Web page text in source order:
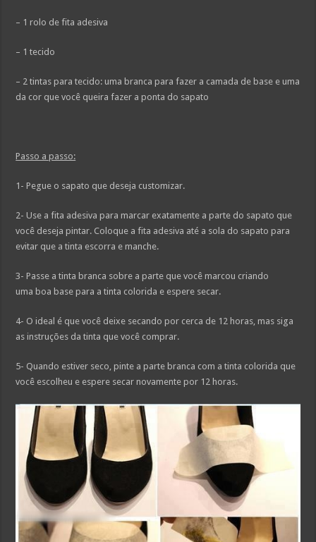
– 1 rolo de fita adesiva
– 1 tecido
– 2 tintas para tecido: uma branca para fazer a camada de base e uma
da cor que você queira fazer a ponta do sapato
Passo a passo:
1- Pegue o sapato que deseja customizar.
2- Use a fita adesiva para marcar exatamente a parte do sapato que
você deseja pintar. Coloque a fita adesiva até a sola do sapato para
evitar que a tinta escorra e manche.
3- Passe a tinta branca sobre a parte que você marcou criando
uma boa base para a tinta colorida e espere secar.
4- O ideal é que você deixe secando por cerca de 12 horas, mas siga
as instruções da tinta que você comprar.
5- Quando estiver seco, pinte a parte branca com a tinta colorida que
você escolheu e espere secar novamente por 12 horas.